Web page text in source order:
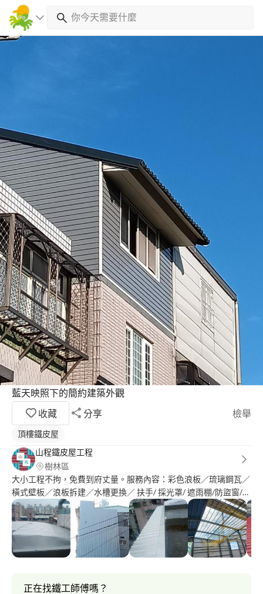
藍天映照下的簡約建築外觀
收藏
分享 檢舉
頂樓鐵皮屋
山程鐵皮屋工程
樹林區
大小工程不拘，免費到府丈量。服務內容：彩色浪板／琉璃鋼瓦／
橫式壁板／浪板拆建／水槽更換／ 扶手/ 採光罩/ 遮雨棚/防盜窗/
專業代工
正在找鐵工師傅嗎？